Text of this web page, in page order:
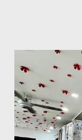
sàn phòng
đẹp TPHCM
decor phòng
Thổ Nhĩ Kỳ , với
được gia công